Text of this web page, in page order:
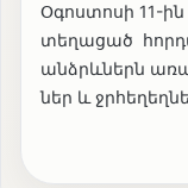
Օգոստոսի 11-ին
տեղացած
անձրևներն
ներ և